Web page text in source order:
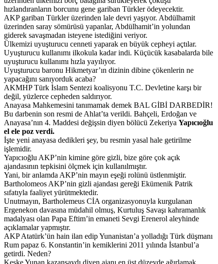
hızlandıranların borcunu gene gariban Türkler ödeyecektir.
AKP gariban Türkler üzerinden lale devri yaşıyor. Abdülhamit
üzerinden saray sömürüsü yapanlar, Abdülhamit’in yolundan
giderek savaşmadan isteyene istediğini veriyor.
Ülkemizi uyuşturucu cenneti yaparak en büyük cepheyi açtılar.
Uyuşturucu kullanımı ilkokula kadar indi. Küçücük kasabalarda bile
uyuşturucu kullanımı hızla yayılıyor.
Uyuşturucu baronu Hikmetyar’ın dizinin dibine çökenlerin ne
yapacağını sanıyorduk acaba?
AKMHP Türk İslam Sentezi koalisyonu T.C. Devletine karşı bir
değil, yüzlerce cepheden saldırıyor.
Anayasa Mahkemesini tanımamak demek BAL GİBİ DARBEDİR!
Bu darbenin son resmi de Ahlat’ta verildi. Bahçeli, Erdoğan ve
Anayasa’nın 4. Maddesi değişsin diyen bölücü Zekeriya Yapıcıoğlu
el ele poz verdi.
İşte yeni anayasa dedikleri şey, bu resmin yasal hale getirilme
işlemidir.
Yapıcıoğlu AKP’nin kimine göre gizli, bize göre çok açık
ajandasının tepkisini ölçmek için kullanılmıştır.
Yani, bir anlamda AKP’nin mayın eşeği rolünü üstlenmiştir.
Bartholomeos AKP’nin gizli ajandası gereği Ekümenik Patrik
sıfatıyla faaliyet yürütmektedir.
Unutmayın, Bartholemeus CİA organizasyonuyla kurgulanan
Ergenekon davasına müdahil olmuş, Kurtuluş Savaşı kahramanlık
madalyası olan Papa Eftim’in emaneti Sevgi Erenerol aleyhinde
açıklamalar yapmıştır.
AKP Atatürk’ün hain ilan edip Yunanistan’a yolladığı Türk düşmanı
Rum papaz 6. Konstantin’in kemiklerini 2011 yılında İstanbul’a
getirdi. Neden?
Keşke Yunan kazansaydı diyen ajanı en üst düzeyde ağırlamak